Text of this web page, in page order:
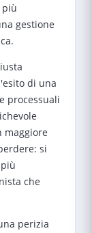
più
gestione
di una
processuali
si
che
perizia